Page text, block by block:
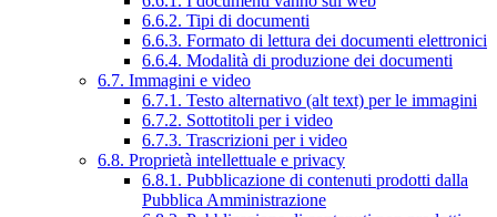
6.6.2. Tipi di documenti
6.6.3. Formato di lettura dei documenti elettronici
6.6.4. Modalità di produzione dei documenti
6.7. Immagini e video
6.7.1. Testo alternativo (alt text) per le immagini
6.7.2. Sottotitoli per i video
6.7.3. Trascrizioni per i video
6.8. Proprietà intellettuale e privacy
6.8.1. Pubblicazione di contenuti prodotti dalla
Pubblica Amministrazione